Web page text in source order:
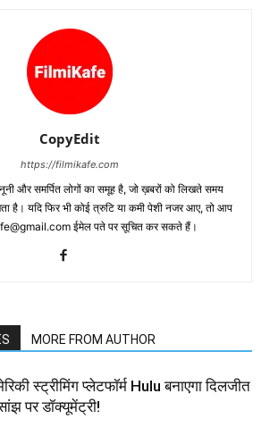
CopyEdit
https://filmikafe.com
और समर्पित लोगों का समूह है, जो ख़बरों को लिखते समय
है। यदि फिर भी कोई त्रुटि या कमी पेशी नजर आए, तो आप
ईमेल पते पर सूचित कर सकते हैं।
MORE FROM AUTHOR
स्ट्रीमिंग प्लेटफॉर्म Hulu बनाएगा दिलजीत
पर डॉक्यूमेंट्री!